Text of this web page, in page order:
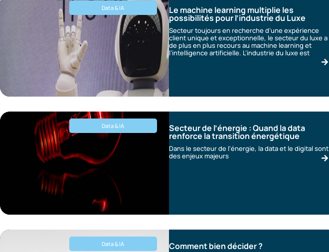
Data & IA Le machine learning multiplie les
possibilités pour l’industrie du Luxe
Secteur toujours en recherche d’une expérience
client unique et exceptionnelle, le secteur du luxe a
de plus en plus recours au machine learning et
l’intelligence artificielle. L’industrie du luxe est
Data & IA Secteur de l’énergie : Quand la data
renforce la transition énergétique
Dans le secteur de l'énergie, la data et le digital sont
des enjeux majeurs
Data & IA Comment bien décider ?